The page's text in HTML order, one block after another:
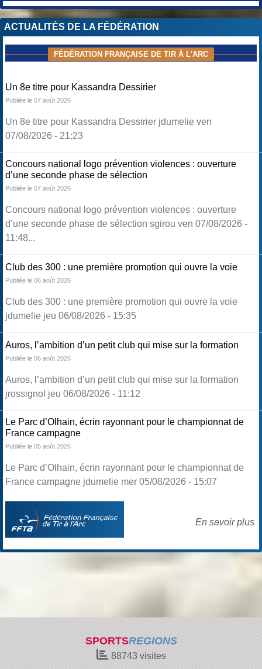
ACTUALITÉS DE LA FÉDÉRATION
FÉDÉRATION FRANÇAISE DE TIR À L'ARC
Un 8e titre pour Kassandra Dessirier
Publiée le 07 août 2026
Un 8e titre pour Kassandra Dessirier jdumelie ven
07/08/2026 - 21:23
Concours national logo prévention violences : ouverture
d’une seconde phase de sélection
Publiée le 07 août 2026
Concours national logo prévention violences : ouverture
d’une seconde phase de sélection sgirou ven 07/08/2026 -
11:48...
Club des 300 : une première promotion qui ouvre la voie
Publiée le 06 août 2026
Club des 300 : une première promotion qui ouvre la voie
jdumelie jeu 06/08/2026 - 15:35
Auros, l’ambition d’un petit club qui mise sur la formation
Publiée le 06 août 2026
Auros, l’ambition d’un petit club qui mise sur la formation
jrossignol jeu 06/08/2026 - 11:12
Le Parc d’Olhain, écrin rayonnant pour le championnat de
France campagne
Publiée le 05 août 2026
Le Parc d’Olhain, écrin rayonnant pour le championnat de
France campagne jdumelie mer 05/08/2026 - 15:07
En savoir plus
SPORTSREGIONS
88743visites